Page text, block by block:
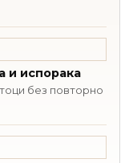
и испорака
без повторно